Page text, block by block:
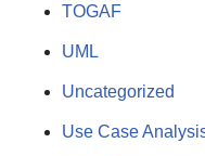
TOGAF
UML
Uncategorized
Use Case